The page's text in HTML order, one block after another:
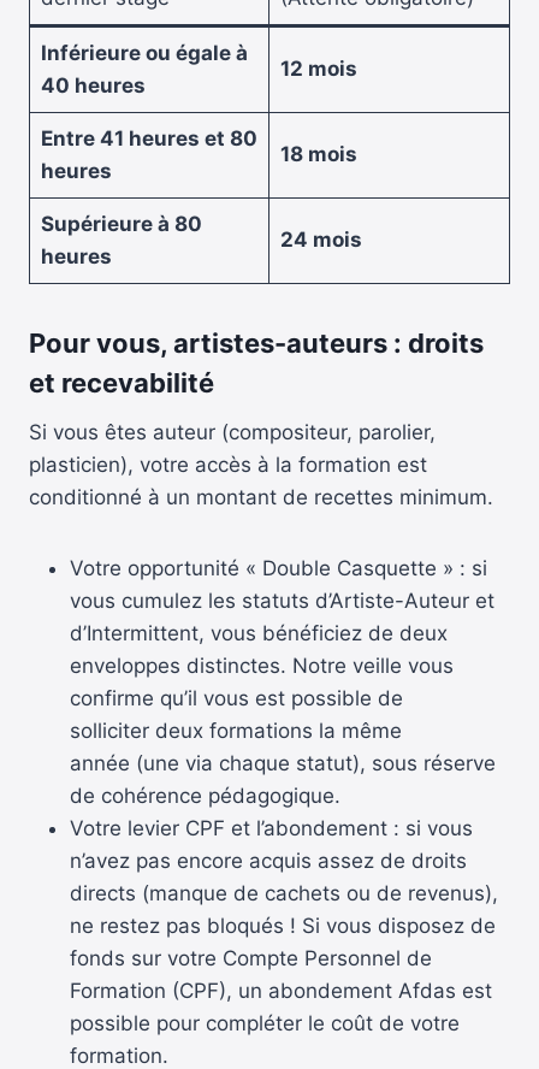
Inférieure ou égale à
40 heures
12 mois
Entre 41 heures et 80
heures
18 mois
Supérieure à 80
heures
24 mois
Pour vous, artistes-auteurs : droits
et recevabilité
Si vous êtes auteur (compositeur, parolier,
plasticien), votre accès à la formation est
conditionné à un montant de recettes minimum.
Votre opportunité « Double Casquette » : si
vous cumulez les statuts d’Artiste-Auteur et
d’Intermittent, vous bénéficiez de deux
enveloppes distinctes. Notre veille vous
confirme qu’il vous est possible de
solliciter deux formations la même
année (une via chaque statut), sous réserve
de cohérence pédagogique.
Votre levier CPF et l’abondement : si vous
n’avez pas encore acquis assez de droits
directs (manque de cachets ou de revenus),
ne restez pas bloqués ! Si vous disposez de
fonds sur votre Compte Personnel de
Formation (CPF), un abondement Afdas est
possible pour compléter le coût de votre
formation.